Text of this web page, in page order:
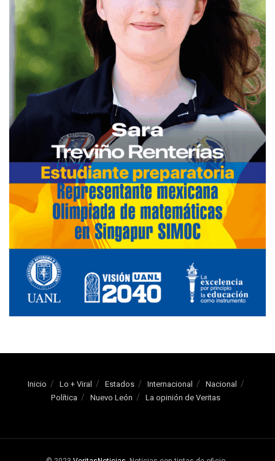
Inicio Lo + Viral Estados Internacional
Nacional
Política
Nuevo León La opinión de Veritas